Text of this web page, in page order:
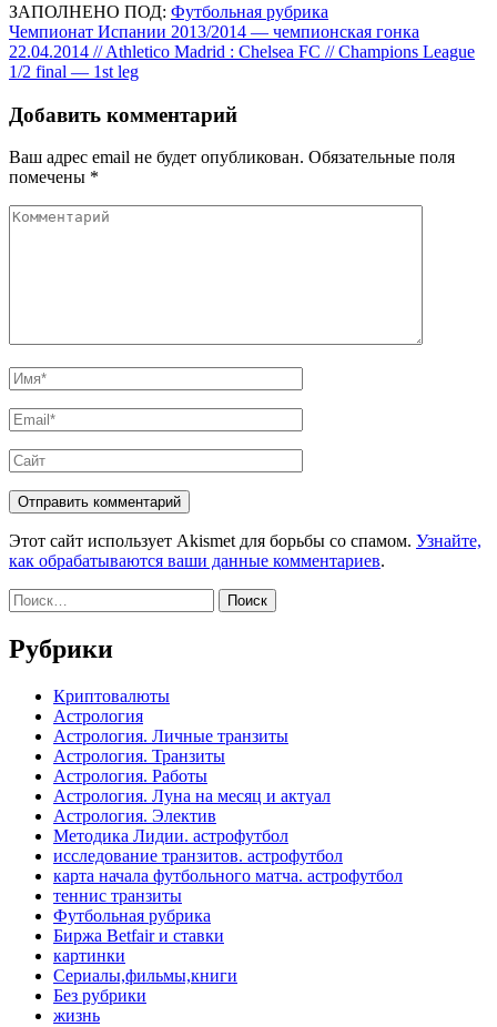
ЗАПОЛНЕНО ПОД: Футбольная рубрика
Навигация
по
Чемпионат Испании 2013/2014 — чемпионская гонка
22.04.2014 // Athletico Madrid : Chelsea FC // Champions League
1/2 final — 1st leg
Добавить комментарий
Ваш адрес email не будет опубликован. Обязательные поля
помечены *
Комментарий
Имя*
Email*
Сайт
Этот сайт использует Akismet для борьбы со спамом. Узнайте,
как обрабатываются ваши данные комментариев.
Найти:
Рубрики
Криптовалюты
Астрология
Астрология. Личные транзиты
Астрология. Транзиты
Астрология. Работы
Астрология. Луна на месяц и актуал
Астрология. Электив
Методика Лидии. астрофутбол
исследование транзитов. астрофутбол
карта начала футбольного матча. астрофутбол
теннис транзиты
Футбольная рубрика
Биржа Betfair и ставки
картинки
Сериалы,фильмы,книги
Без рубрики
жизнь